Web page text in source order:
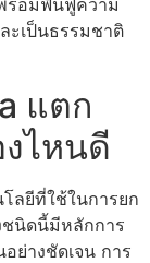
ะเป็นธรรมชาติ
แตก
งไหนดี
ลยีที่ใช้ในการยก
ชนิดนี้มีหลักการ
ย่างชัดเจน การ